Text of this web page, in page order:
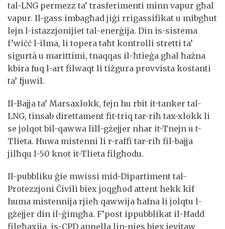
tal-LNG permezz ta’ trasferimenti minn vapur għal
vapur. Il-gass imbagħad jiġi rrigassifikat u mibgħut
lejn l-istazzjonijiet tal-enerġija. Din is-sistema
f’wiċċ l-ilma, li topera taħt kontrolli stretti ta’
sigurtà u marittimi, tnaqqas il-ħtieġa għal ħażna
kbira fuq l-art filwaqt li tiżgura provvista kostanti
ta’ fjuwil.
Il-Bajja ta’ Marsaxlokk, fejn hu rbit it-tanker tal-
LNG, tinsab direttament fit-triq tar-riħ tax-xlokk li
se jolqot bil-qawwa lill-gżejjer nhar it-Tnejn u t-
Tlieta. Huwa mistenni li r-raffi tar-riħ fil-bajja
jilħqu l-50 knot it-Tlieta filgħodu.
Il-pubbliku ġie mwissi mid-Dipartiment tal-
Protezzjoni Ċivili biex joqgħod attent hekk kif
huma mistennija rjieħ qawwija ħafna li jolqtu l-
gżejjer din il-ġimgħa. F’post ippubblikat il-Ħadd
filgħaxija, is-CPD appella lin-nies biex jevitaw